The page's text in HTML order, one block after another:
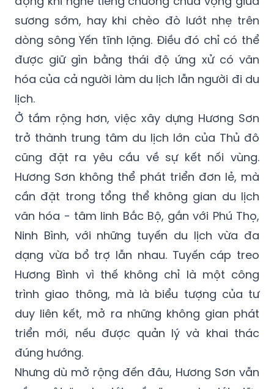
sương sớm, hay khi chèo đò lướt nhẹ trên
dòng sông Yến tĩnh lặng. Điều đó chỉ có thể
được giữ gìn bằng thái độ ứng xử có văn
hóa của cả người làm du lịch lẫn người đi du
lịch.
Ở tầm rộng hơn, việc xây dựng Hương Sơn
trở thành trung tâm du lịch lớn của Thủ đô
cũng đặt ra yêu cầu về sự kết nối vùng.
Hương Sơn không thể phát triển đơn lẻ, mà
cần đặt trong tổng thể không gian du lịch
văn hóa - tâm linh Bắc Bộ, gắn với Phú Thọ,
Ninh Bình, với những tuyến du lịch vừa đa
dạng vừa bổ trợ lẫn nhau. Tuyến cáp treo
Hương Bình vì thế không chỉ là một công
trình giao thông, mà là biểu tượng của tư
duy liên kết, mở ra những không gian phát
triển mới, nếu được quản lý và khai thác
đúng hướng.
Nhưng dù mở rộng đến đâu, Hương Sơn vẫn